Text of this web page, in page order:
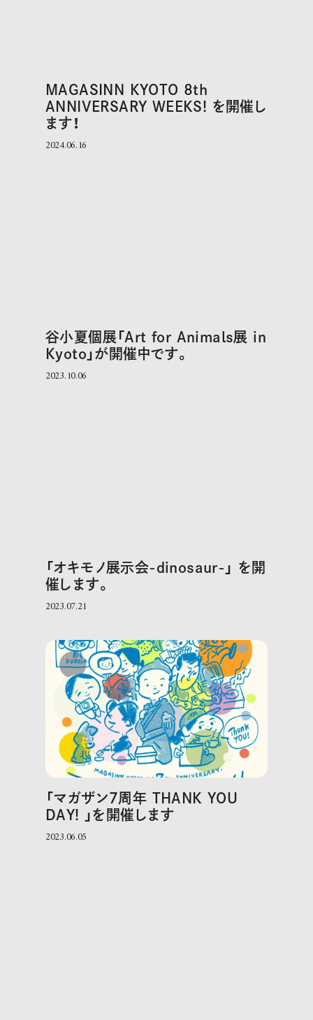
MAGASINN KYOTO 8th
ANNIVERSARY WEEKS! を開催し
ます！
2024.06.16
谷小夏個展「Art for Animals展 in
Kyoto」が開催中です。
2023.10.06
「オキモノ展示会-dinosaur-」 を開
催します。
2023.07.21
「マガザン7周年 THANK YOU
DAY! 」を開催します
2023.06.05